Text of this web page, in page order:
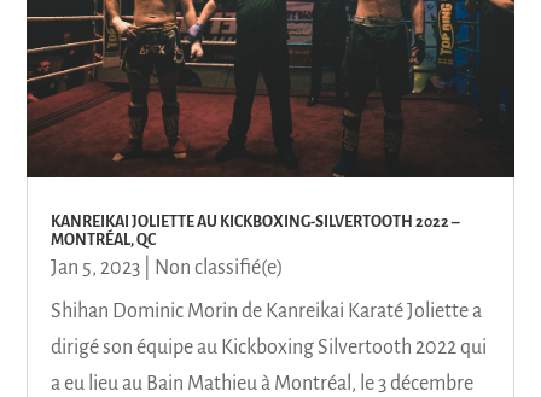
KANREIKAI JOLIETTE AU KICKBOXING-SILVERTOOTH 2022 –
MONTRÉAL, QC
Jan 5, 2023
Non classifié(e)
Shihan Dominic Morin de Kanreikai Karaté Joliette a
dirigé son équipe au Kickboxing Silvertooth 2022 qui
a eu lieu au Bain Mathieu à Montréal, le 3 décembre